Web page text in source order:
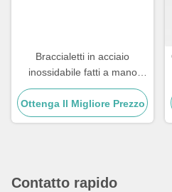
Braccialetti in acciaio
inossidabile fatti a mano
regalo per coppia maschile
braccialetto con perline in
pietra
Ottenga Il Migliore Prezzo
Contatto rapido